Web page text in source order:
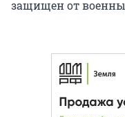
защищен от